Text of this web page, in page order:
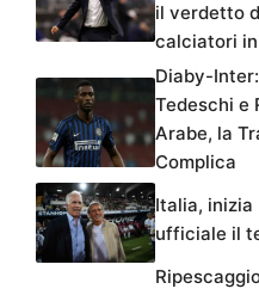
il verdetto
calciatori
Diaby-
Tedeschi e
Arabe, la
Complica
Italia, inizia
ufficiale il